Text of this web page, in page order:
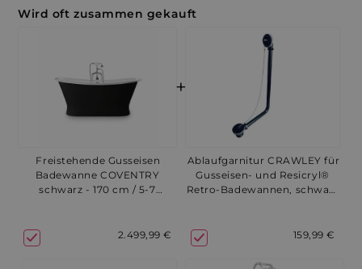
Wird oft zusammen gekauft
Freistehende Gusseisen
Badewanne COVENTRY
schwarz - 170 cm / 5-7
2.499,99 €
+
Ablaufgarnitur CRAWLEY für
Gusseisen- und Resicryl®
Retro-Badewannen, schwarz
159,99 €